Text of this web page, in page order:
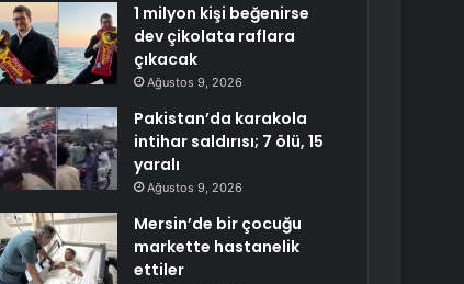
1 milyon kişi beğenirse
dev çikolata raflara
çıkacak
Ağustos 9, 2026
Pakistan’da karakola
intihar saldırısı; 7 ölü, 15
yaralı
Ağustos 9, 2026
Mersin’de bir çocuğu
markette hastanelik
ettiler